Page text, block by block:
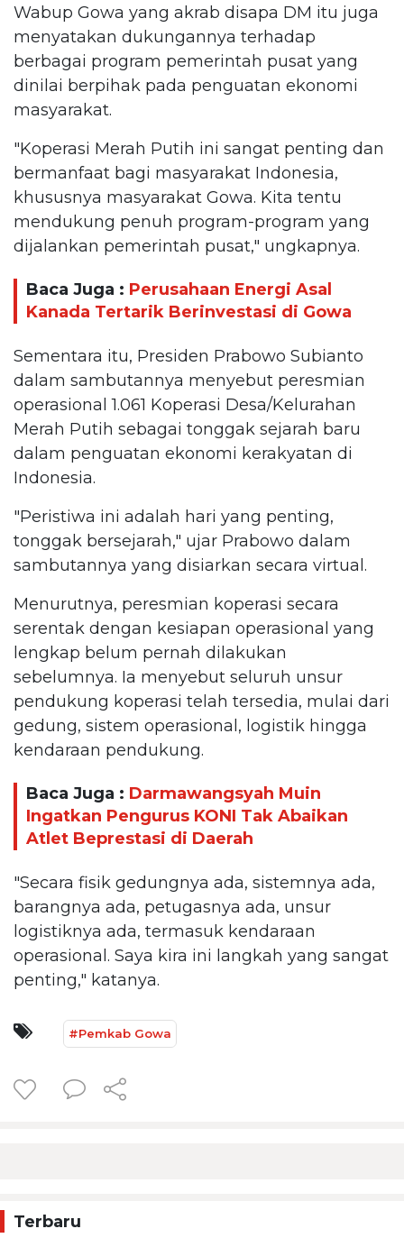
Wabup Gowa yang akrab disapa DM itu juga
menyatakan dukungannya terhadap
berbagai program pemerintah pusat yang
dinilai berpihak pada penguatan ekonomi
masyarakat.
"Koperasi Merah Putih ini sangat penting dan
bermanfaat bagi masyarakat Indonesia,
khususnya masyarakat Gowa. Kita tentu
mendukung penuh program-program yang
dijalankan pemerintah pusat," ungkapnya.
Baca Juga : Perusahaan Energi Asal
Kanada Tertarik Berinvestasi di Gowa
Sementara itu, Presiden Prabowo Subianto
dalam sambutannya menyebut peresmian
operasional 1.061 Koperasi Desa/Kelurahan
Merah Putih sebagai tonggak sejarah baru
dalam penguatan ekonomi kerakyatan di
Indonesia.
"Peristiwa ini adalah hari yang penting,
tonggak bersejarah," ujar Prabowo dalam
sambutannya yang disiarkan secara virtual.
Menurutnya, peresmian koperasi secara
serentak dengan kesiapan operasional yang
lengkap belum pernah dilakukan
sebelumnya. Ia menyebut seluruh unsur
pendukung koperasi telah tersedia, mulai dari
gedung, sistem operasional, logistik hingga
kendaraan pendukung.
Baca Juga : Darmawangsyah Muin
Ingatkan Pengurus KONI Tak Abaikan
Atlet Beprestasi di Daerah
"Secara fisik gedungnya ada, sistemnya ada,
barangnya ada, petugasnya ada, unsur
logistiknya ada, termasuk kendaraan
operasional. Saya kira ini langkah yang sangat
penting," katanya.
#Pemkab Gowa
Terbaru